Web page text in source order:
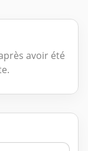
avoir été